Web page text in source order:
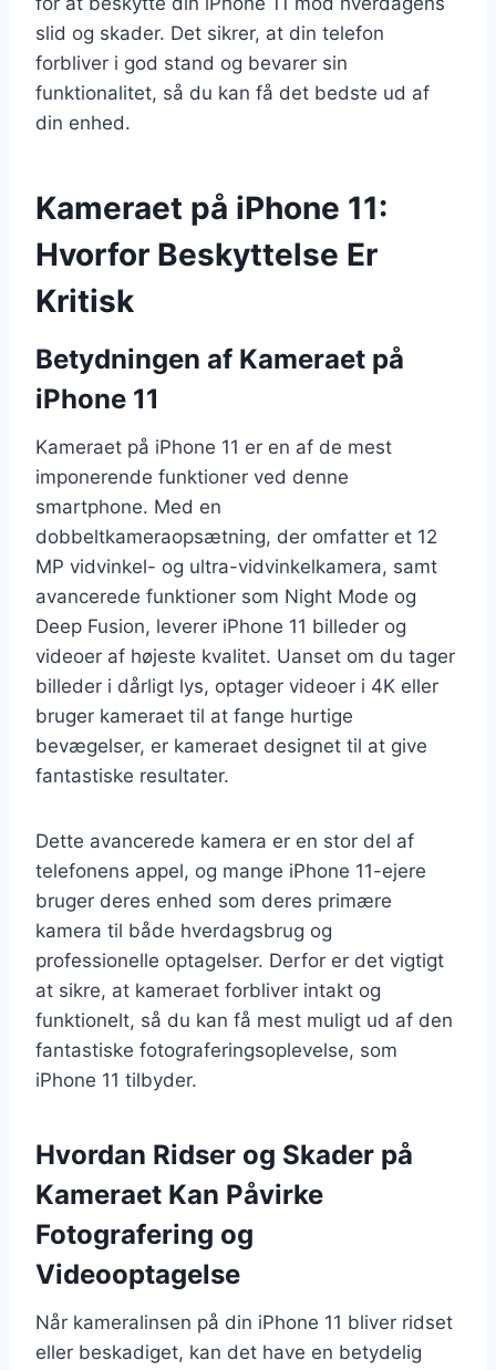
slid og skader. Det sikrer, at din telefon
forbliver i god stand og bevarer sin
funktionalitet, så du kan få det bedste ud af
din enhed.
Kameraet på iPhone 11:
Hvorfor Beskyttelse Er
Kritisk
Betydningen af Kameraet på
iPhone 11
Kameraet på iPhone 11 er en af de mest
imponerende funktioner ved denne
smartphone. Med en
dobbeltkameraopsætning, der omfatter et 12
MP vidvinkel- og ultra-vidvinkelkamera, samt
avancerede funktioner som Night Mode og
Deep Fusion, leverer iPhone 11 billeder og
videoer af højeste kvalitet. Uanset om du tager
billeder i dårligt lys, optager videoer i 4K eller
bruger kameraet til at fange hurtige
bevægelser, er kameraet designet til at give
fantastiske resultater.
Dette avancerede kamera er en stor del af
telefonens appel, og mange iPhone 11-ejere
bruger deres enhed som deres primære
kamera til både hverdagsbrug og
professionelle optagelser. Derfor er det vigtigt
at sikre, at kameraet forbliver intakt og
funktionelt, så du kan få mest muligt ud af den
fantastiske fotograferingsoplevelse, som
iPhone 11 tilbyder.
Hvordan Ridser og Skader på
Kameraet Kan Påvirke
Fotografering og
Videooptagelse
Når kameralinsen på din iPhone 11 bliver ridset
eller beskadiget, kan det have en betydelig